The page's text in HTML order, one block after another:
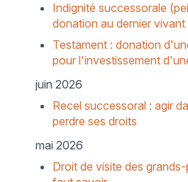
Indignité successorale
donation au dernier vivant
Testament : donation
pour l'investissement
juin 2026
Recel successoral : agir
perdre ses droits
mai 2026
Droit de visite des